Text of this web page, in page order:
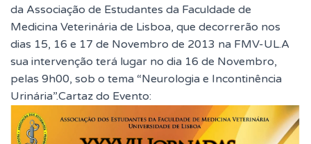
da Associação de Estudantes da Faculdade de
Medicina Veterinária de Lisboa, que decorrerão nos
dias 15, 16 e 17 de Novembro de 2013 na FMV-UL.A
sua intervenção terá lugar no dia 16 de Novembro,
pelas 9h00, sob o tema “Neurologia e Incontinência
Urinária”.Cartaz do Evento: